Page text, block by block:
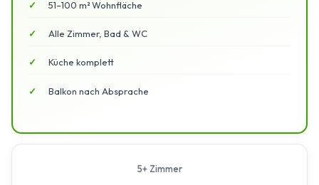
51–100 m² Wohnfläche
Alle Zimmer, Bad & WC
Küche komplett
Balkon nach Absprache
5+ Zimmer